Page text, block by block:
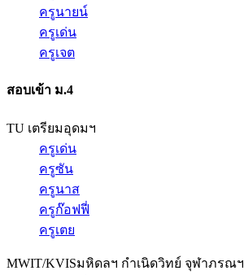
ครูนายน์
ครูเด่น
ครูเจต
สอบเข้า ม.4
TU เตรียมอุดมฯ
ครูเด่น
ครูซัน
ครูนาส
ครูก๊อฟฟี่
ครูเตย
MWIT/KVISมหิดลฯ กำเนิดวิทย์ จุฬาภรณฯ